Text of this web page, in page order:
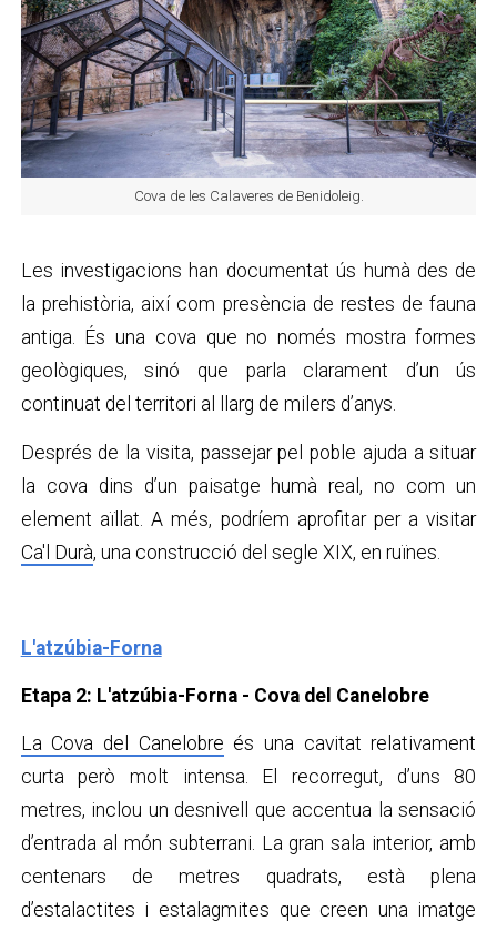
Cova de les Calaveres de Benidoleig.
Les investigacions han documentat ús humà des de
la prehistòria, així com presència de restes de fauna
antiga. És una cova que no només mostra formes
geològiques, sinó que parla clarament d’un ús
continuat del territori al llarg de milers d’anys.
Després de la visita, passejar pel poble ajuda a situar
la cova dins d’un paisatge humà real, no com un
element aïllat. A més, podríem aprofitar per a visitar
Ca'l Durà, una construcció del segle XIX, en ruïnes.
L'atzúbia-Forna
Etapa 2: L'atzúbia-Forna - Cova del Canelobre
La Cova del Canelobre és una cavitat relativament
curta però molt intensa. El recorregut, d’uns 80
metres, inclou un desnivell que accentua la sensació
d’entrada al món subterrani. La gran sala interior, amb
centenars de metres quadrats, està plena
d’estalactites i estalagmites que creen una imatge